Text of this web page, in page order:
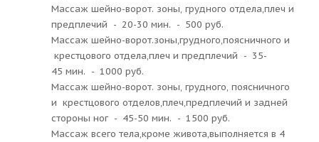
Массаж шейно-ворот. зоны, грудного отдела,плеч и
предплечий - 20-30 мин. - 500 руб.
Массаж шейно-ворот.зоны,грудного,поясничного и
крестцового отдела,плеч и предплечий - 35-
45 мин. - 1000 руб.
Массаж шейно-ворот. зоны, грудного, поясничного
и крестцового отделов,плеч,предплечий и задней
стороны ног - 45-50 мин. - 1500 руб.
Массаж всего тела,кроме живота,выполняется в 4